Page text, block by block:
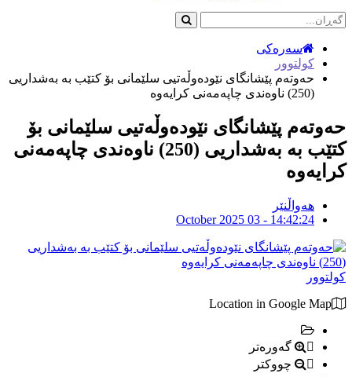
سەرەکی
کولتوور
حەوتەم پێشانگای نێودەوڵەتیی سلێمانی بۆ كتێب بە بەشداریی
(250) ناوەندی چاپەمەنی كرایەوە
حەوتەم پێشانگای نێودەوڵەتیی سلێمانی بۆ
كتێب بە بەشداریی (250) ناوەندی چاپەمەنی
كرایەوە
هەواڵنێر
October 2025 03 - 14:42:24
کولتوور
Location in Google Map
گەورەتر
چووکتر